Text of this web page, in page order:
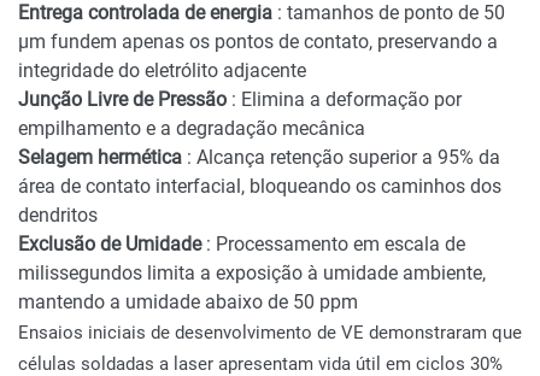
Entrega controlada de energia : tamanhos de ponto de 50
µm fundem apenas os pontos de contato, preservando a
integridade do eletrólito adjacente
Junção Livre de Pressão : Elimina a deformação por
empilhamento e a degradação mecânica
Selagem hermética : Alcança retenção superior a 95% da
área de contato interfacial, bloqueando os caminhos dos
dendritos
Exclusão de Umidade : Processamento em escala de
milissegundos limita a exposição à umidade ambiente,
mantendo a umidade abaixo de 50 ppm
Ensaios iniciais de desenvolvimento de VE demonstraram que
células soldadas a laser apresentam vida útil em ciclos 30%